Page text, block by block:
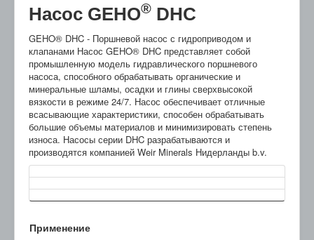
Насос GEHO® DHC
GEHO® DHC - Поршневой насос с гидроприводом и
клапанами Насос GEHO® DHC представляет собой
промышленную модель гидравлического поршневого
насоса, способного обрабатывать органические и
минеральные шламы, осадки и глины сверхвысокой
вязкости в режиме 24/7. Насос обеспечивает отличные
всасывающие характеристики, способен обрабатывать
большие объемы материалов и минимизировать степень
износа. Насосы серии DHC разрабатываются и
производятся компанией Weir Minerals Нидерланды b.v.
Применение